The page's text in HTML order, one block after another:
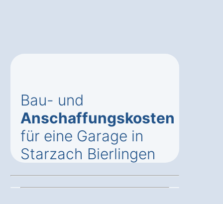
Bau- und
Anschaffungskosten
für eine Garage in
Starzach Bierlingen